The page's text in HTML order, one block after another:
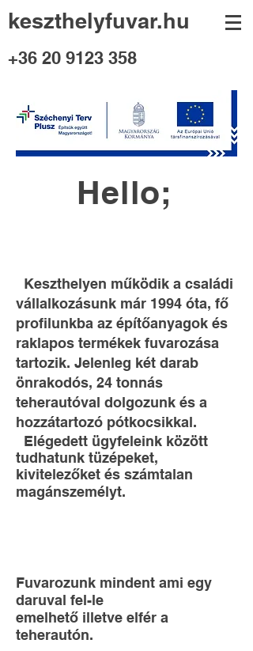
keszthelyfuvar.hu
+36 20 9123 358
Hello;
Keszthelyen működik a családi
vállalkozásunk már 1994 óta, fő
profilunkba az építőanyagok és
raklapos termékek fuvarozása
tartozik. Jelenleg két darab
önrakodós, 24 tonnás
teherautóval dolgozunk és a
hozzátartozó pótkocsikkal.
Elégedett ügyfeleink között
tudhatunk tüzépeket,
kivitelezőket és számtalan
magánszemélyt.
Fuvarozunk mindent ami egy
daruval fel-le
emelhető illetve elfér a
teherautón.